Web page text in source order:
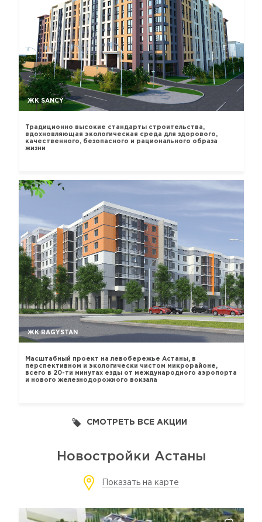
ЖК SANCY
Традиционно высокие стандарты строительства,
вдохновляющая экологическая среда для здорового,
качественного, безопасного и рационального образа
жизни
ЖК BAGYSTAN
Масштабный проект на левобережье Астаны, в
перспективном и экологически чистом микрорайоне,
всего в 20-ти минутах езды от международного аэропорта
и нового железнодорожного вокзала
СМОТРЕТЬ ВСЕ АКЦИИ
Новостройки Астаны
Показать на карте